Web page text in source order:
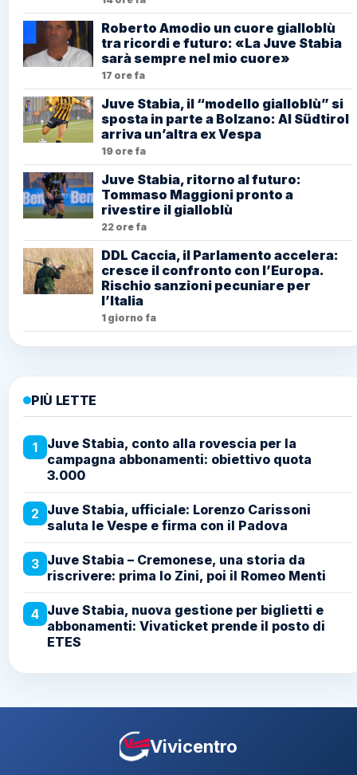
Roberto Amodio un cuore gialloblù
tra ricordi e futuro: «La Juve Stabia
sarà sempre nel mio cuore»
17 ore fa
Juve Stabia, il “modello gialloblù” si
sposta in parte a Bolzano: Al Südtirol
arriva un’altra ex Vespa
19 ore fa
Juve Stabia, ritorno al futuro:
Tommaso Maggioni pronto a
rivestire il gialloblù
22 ore fa
DDL Caccia, il Parlamento accelera:
cresce il confronto con l’Europa.
Rischio sanzioni pecuniare per
l’Italia
1 giorno fa
PIÙ LETTE
1
Juve Stabia, conto alla rovescia per la
campagna abbonamenti: obiettivo quota
3.000
2 Juve Stabia, ufficiale: Lorenzo Carissoni
saluta le Vespe e firma con il Padova
3 Juve Stabia – Cremonese, una storia da
riscrivere: prima lo Zini, poi il Romeo Menti
4 Juve Stabia, nuova gestione per biglietti e
abbonamenti: Vivaticket prende il posto di
ETES
Vivicentro